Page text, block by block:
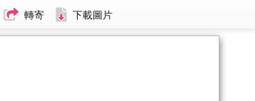
轉寄 下載圖片